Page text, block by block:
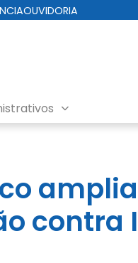
OUVIDORIA
contra